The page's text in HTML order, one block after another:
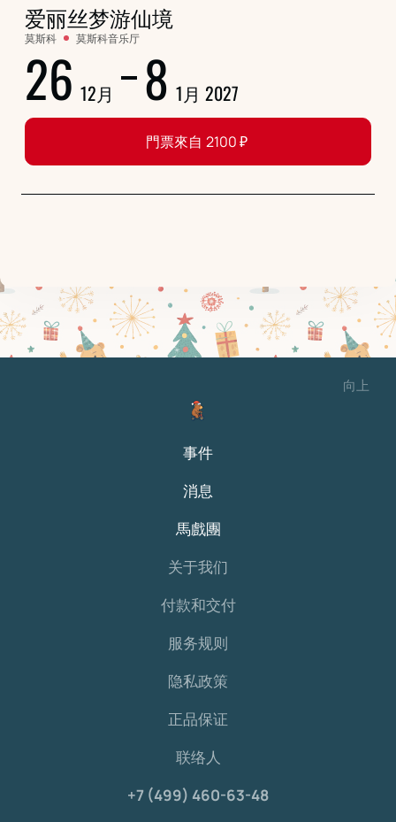
爱丽丝梦游仙境
莫斯科 莫斯科音乐厅
26 12月 8 1月 2027
門票來自 2100₽
向上
事件
消息
馬戲團
关于我们
付款和交付
服务规则
隐私政策
正品保证
联络人
+7 (499) 460-63-48